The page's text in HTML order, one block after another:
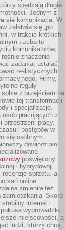
spędzają długie
Jednym z
się komunikacja. W
załatwia się „po
w trakcie krótkich
trzeba to
komunikatorów,
rośnie znaczenie
zadania, ustalać
realistycznych
Firmy,
reguły
sobie z przejściem na
tej transformacji
i specjalizacje.
osób pracujących z
przestrzeni pracy,
i postępów w
się osobnym
dowiedziało
poświęcony
i hybrydowej,
recenzje sprzętu, a
online
zmieniła też
zamieszkania. Skoro
internet i
wyprowadzki
miejscowości, a
ludzi, którzy chcą